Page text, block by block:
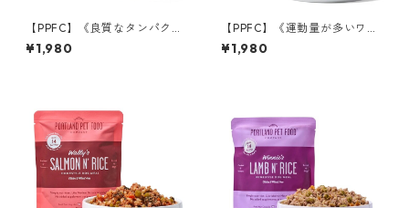
【PPFC】《良質なタンパク
源》タキシード チキン＆サ
ツマイモ
¥1,980
【PPFC】《運動量が多いワン
ちゃんに！》 ロージー ビー
フ＆ライス
¥1,980